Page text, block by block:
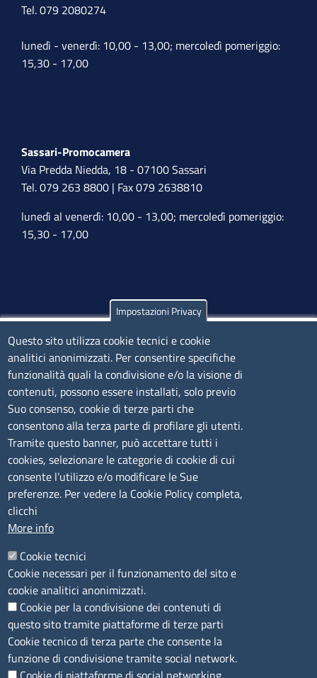
Tel. 079 2080274
lunedì - venerdì: 10,00 - 13,00; mercoledì pomeriggio:
15,30 - 17,00
Sassari-Promocamera
Via Predda Niedda, 18 - 07100 Sassari
Tel. 079 263 8800 | Fax 079 2638810
lunedì al venerdì: 10,00 - 13,00; mercoledì pomeriggio:
15,30 - 17,00
Olbia
Via Nanni 43 - 07026 Olbia
Tel. 0789 66122 | 0789 69580
mail:ufficio.olbia@ss.camcom.it
lunedì al venerdì: 9,00 - 12,00; lunedì pomeriggio: 16,00
- 17,00
CONTATTI
Camera di Commercio, Industria, Artigianato e
Agricoltura di Sassari
P.IVA01047570906
Codice Fiscale 80000930901
Codice Univoco per le fatture elettroniche
LINK UTILI
Impostazioni Privacy
Questo sito utilizza cookie tecnici e cookie
analitici anonimizzati. Per consentire specifiche
funzionalità quali la condivisione e/o la visione di
contenuti, possono essere installati, solo previo
Suo consenso, cookie di terze parti che
consentono alla terza parte di profilare gli utenti.
Tramite questo banner, può accettare tutti i
cookies, selezionare le categorie di cookie di cui
consente l’utilizzo e/o modificare le Sue
preferenze. Per vedere la Cookie Policy completa,
clicchi
More info
Cookie tecnici
Cookie necessari per il funzionamento del sito e
cookie analitici anonimizzati.
Cookie per la condivisione dei contenuti di
questo sito tramite piattaforme di terze parti
Cookie tecnico di terza parte che consente la
funzione di condivisione tramite social network.